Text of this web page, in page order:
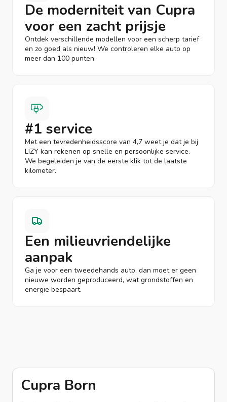
De moderniteit van Cupra
voor een zacht prijsje
Ontdek verschillende modellen voor een scherp tarief
en zo goed als nieuw! We controleren elke auto op
meer dan 100 punten.
#1 service
Met een tevredenheidsscore van 4,7 weet je dat je bij
LIZY kan rekenen op snelle en persoonlijke service.
We begeleiden je van de eerste klik tot de laatste
kilometer.
Een milieuvriendelijke
aanpak
Ga je voor een tweedehands auto, dan moet er geen
nieuwe worden geproduceerd, wat grondstoffen en
energie bespaart.
Cupra Born